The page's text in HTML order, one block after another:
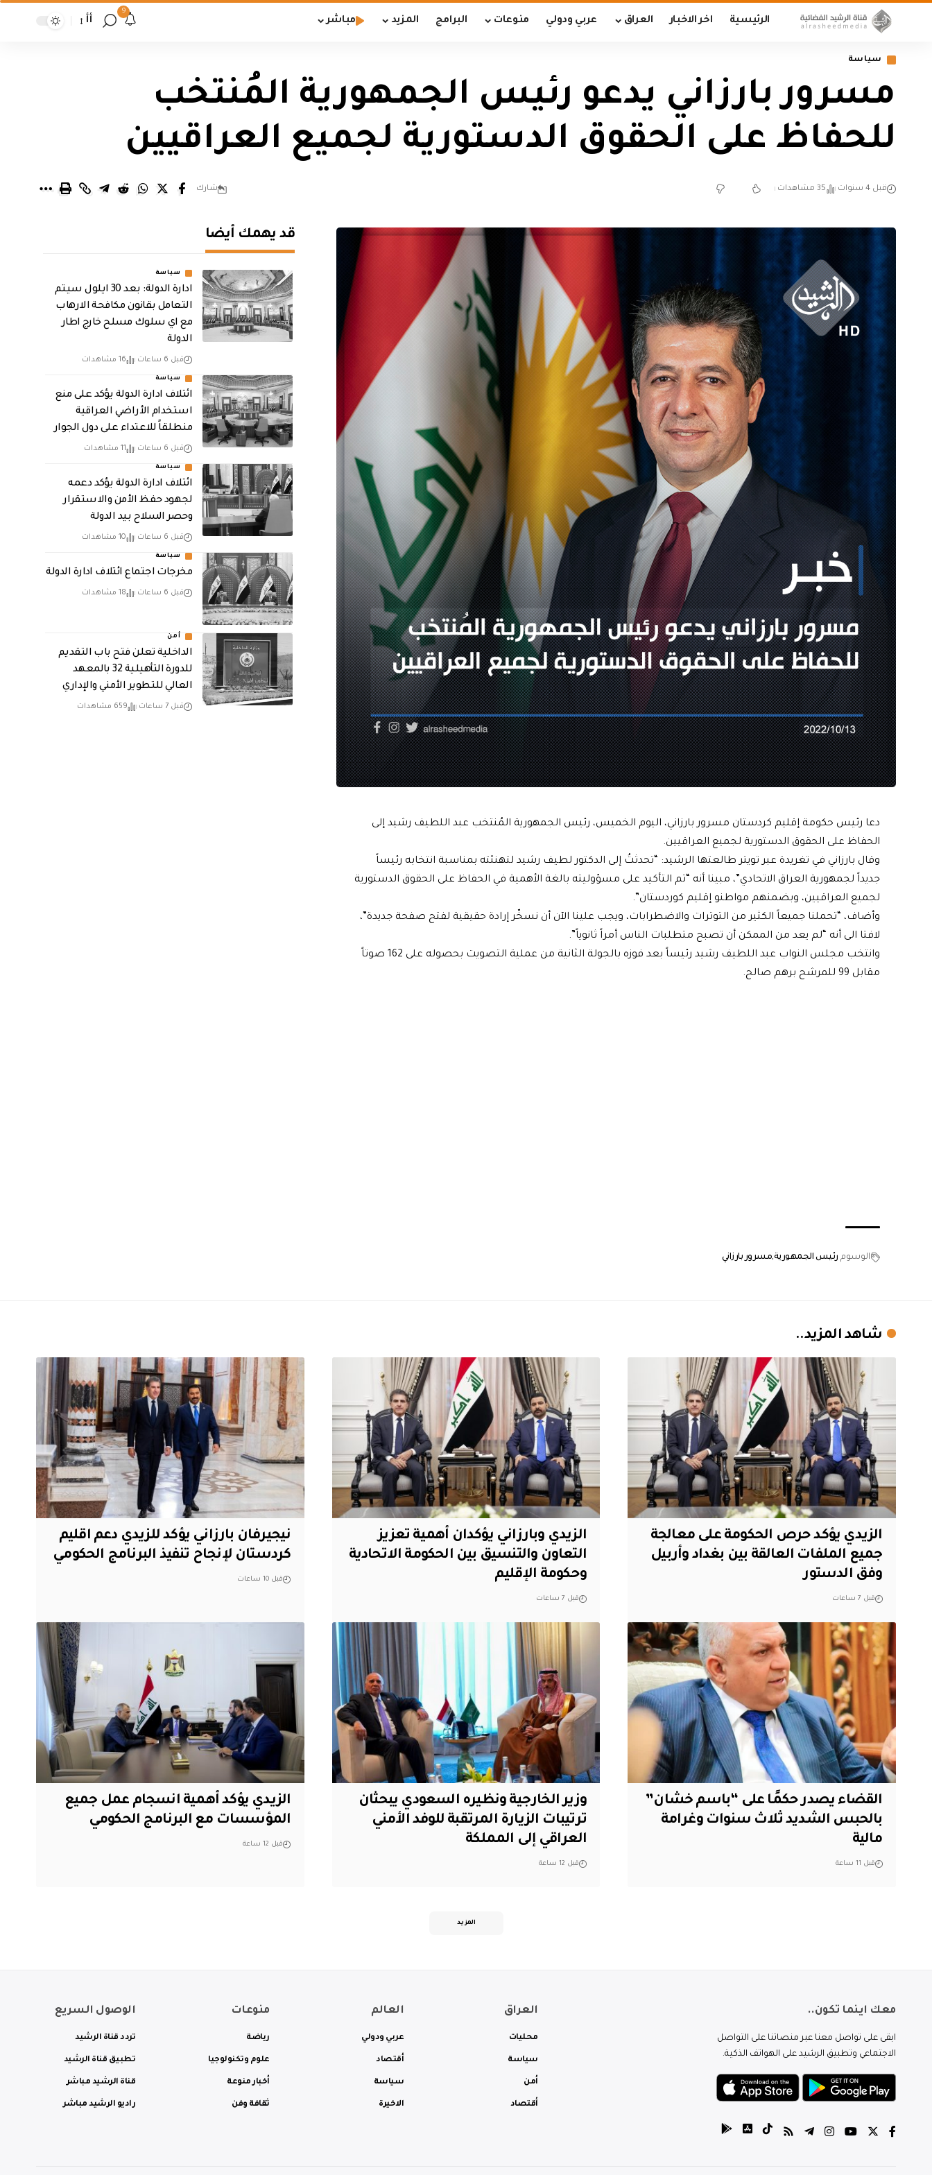
الرئيسية اخر الاخبار العراق عربي ودولي منوعات البرامج المزيد مباشر
9
أأ
سياسة
مسرور بارزاني يدعو رئيس الجمهورية المُنتخب
للحفاظ على الحقوق الدستورية لجميع العراقيين
قبل 4 سنوات 35 مشاهدات شارك
دعا رئيس حكومة إقليم كردستان مسرور بارزاني، اليوم الخميس، رئيس الجمهورية المُنتخب عبد اللطيف رشيد إلى
الحفاظ على الحقوق الدستورية لجميع العراقيين.
وقال بارزاني في تغريدة عبر تويتر طالعتها الرشيد: “تحدثتُ إلى الدكتور لطيف رشيد لتهنئته بمناسبة انتخابه رئيساً
جديداً لجمهورية العراق الاتحادي”، مبينا أنه “تم التأكيد على مسؤوليته بالغة الأهمية في الحفاظ على الحقوق الدستورية
لجميع العراقيين، وبضمنهم مواطنو إقليم كوردستان”.
وأضاف، “تحملنا جميعاً الكثير من التوترات والاضطرابات، ويجب علينا الآن أن نسخّر إرادة حقيقية لفتح صفحة جديدة”،
لافتا الى أنه “لم يعد من الممكن أن تصبح متطلبات الناس أمراً ثانوياً”.
وانتخب مجلس النواب عبد اللطيف رشيد رئيساً بعد فوزه بالجولة الثانية من عملية التصويت بحصوله على 162 صوتاً
مقابل 99 للمرشح برهم صالح.
الوسوم رئيس الجمهورية مسرور بارزاني
قد يهمك أيضا
سياسة
ادارة الدولة: بعد 30 ايلول سيتم
التعامل بقانون مكافحة الارهاب
مع اي سلوك مسلح خارج اطار
الدولة
قبل 6 ساعات 16 مشاهدات
سياسة
ائتلاف ادارة الدولة يؤكد على منع
استخدام الأراضي العراقية
منطلقاً للاعتداء على دول الجوار
قبل 6 ساعات 11 مشاهدات
سياسة
ائتلاف ادارة الدولة يؤكد دعمه
لجهود حفظ الأمن والاستقرار
وحصر السلاح بيد الدولة
قبل 6 ساعات 10 مشاهدات
سياسة
مخرجات اجتماع ائتلاف ادارة الدولة
قبل 6 ساعات 18 مشاهدات
أمن
الداخلية تعلن فتح باب التقديم
للدورة التأهيلية 32 بالمعهد
العالي للتطوير الأمني والإداري
قبل 7 ساعات 659 مشاهدات
شاهد المزيد..
الزيدي يؤكد حرص الحكومة على معالجة
جميع الملفات العالقة بين بغداد وأربيل
وفق الدستور
قبل 7 ساعات
الزيدي وبارزاني يؤكدان أهمية تعزيز
التعاون والتنسيق بين الحكومة الاتحادية
وحكومة الإقليم
قبل 7 ساعات
نيجيرفان بارزاني يؤكد للزيدي دعم اقليم
‏كردستان لإنجاح تنفيذ البرنامج الحكومي
قبل 10 ساعات
القضاء يصدر حكمًا على “باسم خشان”
بالحبس الشديد ثلاث سنوات وغرامة
مالية
قبل 11 ساعة
وزير الخارجية ونظيره السعودي يبحثان
ترتيبات الزيارة المرتقبة للوفد الأمني
العراقي إلى المملكة
قبل 12 ساعة
الزيدي يؤكد أهمية انسجام عمل جميع
المؤسسات مع البرنامج الحكومي
قبل 12 ساعة
المزيد
معك اينما تكون..
ابقى على تواصل معنا عبر منصاتنا على التواصل
الاجتماعي وتطبيق الرشيد على الهواتف الذكية.
العراق
محليات
سياسة
أمن
أقتصاد
العالم
عربي ودولي
أقتصاد
سياسة
الاخيرة
منوعات
رياضة
علوم وتكنولوجيا
أخبار منوعة
ثقافة وفن
الوصول السريع
تردد قناة الرشيد
تطبيق قناة الرشيد
قناة الرشيد مباشر
راديو الرشيد مباشر